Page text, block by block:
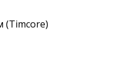
(Timcore)